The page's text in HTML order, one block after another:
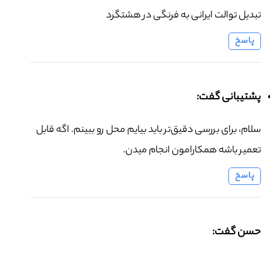
تبدیل توالت ایرانی به فرنگی در هشتگرد
پاسخ
پشتیبانی گفت:
سلام، برای بررسی دقیق‌تر باید بیایم محل رو ببینم. اگه قابل
تعمیر باشه همکارامون انجام میدن.
پاسخ
حسن گفت: